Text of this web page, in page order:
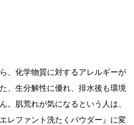
、化学物質に対するアレルギーが
、生分解性に優れ、排水後も環境
。肌荒れが気になるという人は、
レファント洗たくパウダー』に変